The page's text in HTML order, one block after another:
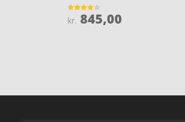
Vurderet
3.8
kr. 845,00